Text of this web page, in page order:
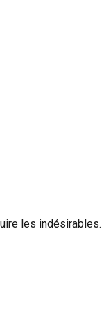
les indésirables.